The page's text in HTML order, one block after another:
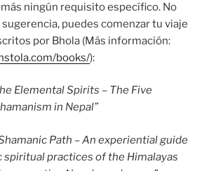
ningún requisito específico. No
puedes comenzar tu viaje
por Bhola (Más información:
books/):
Elemental Spirits – The Five
in Nepal”
Path – An experiential guide
spiritual practices of the Himalayas